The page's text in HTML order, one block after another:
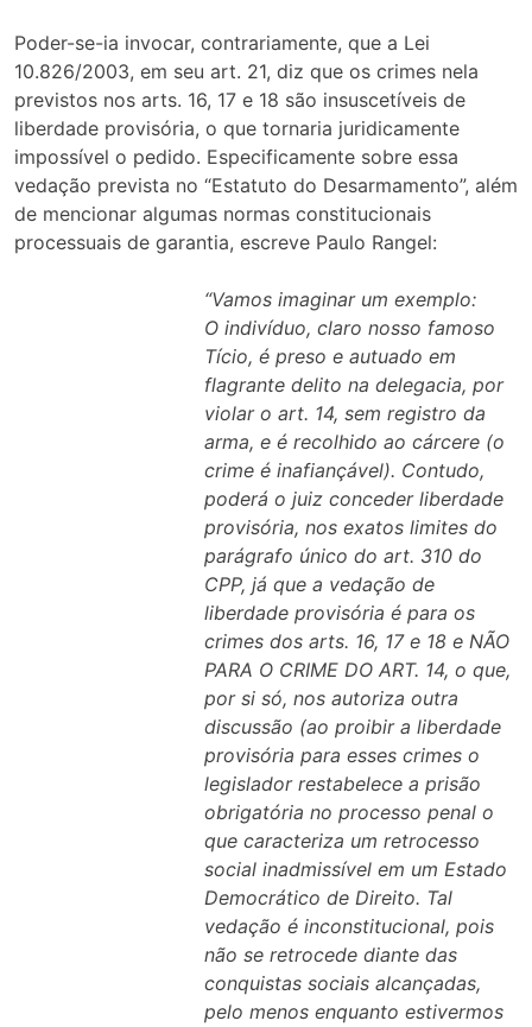
Poder-se-ia invocar, contrariamente, que a Lei
10.826/2003, em seu art. 21, diz que os crimes nela
previstos nos arts. 16, 17 e 18 são insuscetíveis de
liberdade provisória, o que tornaria juridicamente
impossível o pedido. Especificamente sobre essa
vedação prevista no “Estatuto do Desarmamento”, além
de mencionar algumas normas constitucionais
processuais de garantia, escreve Paulo Rangel:
“Vamos imaginar um exemplo:
O indivíduo, claro nosso famoso
Tício, é preso e autuado em
flagrante delito na delegacia, por
violar o art. 14, sem registro da
arma, e é recolhido ao cárcere (o
crime é inafiançável). Contudo,
poderá o juiz conceder liberdade
provisória, nos exatos limites do
parágrafo único do art. 310 do
CPP, já que a vedação de
liberdade provisória é para os
crimes dos arts. 16, 17 e 18 e NÃO
PARA O CRIME DO ART. 14, o que,
por si só, nos autoriza outra
discussão (ao proibir a liberdade
provisória para esses crimes o
legislador restabelece a prisão
obrigatória no processo penal o
que caracteriza um retrocesso
social inadmissível em um Estado
Democrático de Direito. Tal
vedação é inconstitucional, pois
não se retrocede diante das
conquistas sociais alcançadas,
pelo menos enquanto estivermos